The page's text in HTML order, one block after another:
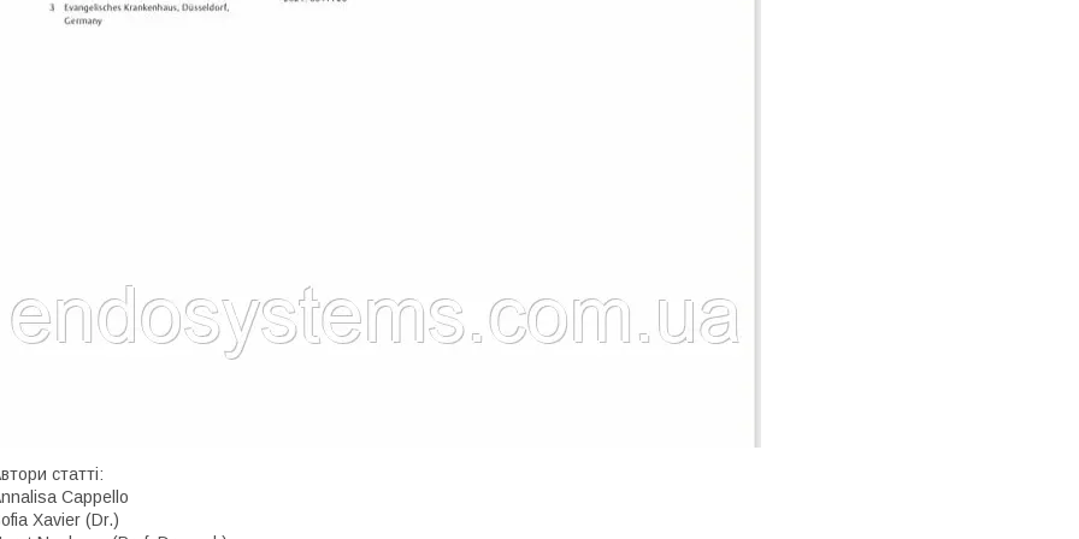
статті:
Cappello
Xavier (Dr.)